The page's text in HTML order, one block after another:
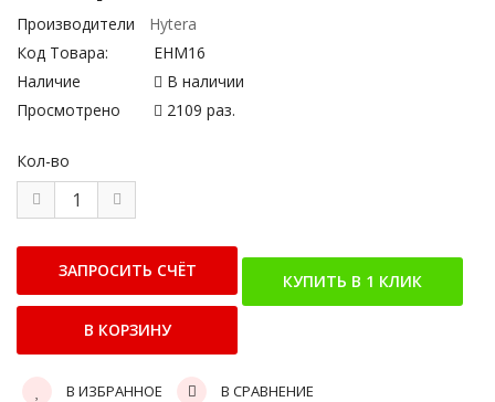
Производители
Hytera
Код Товара:
EHM16
Наличие
В наличии
Просмотрено
2109 раз.
Кол-во
В ИЗБРАННОЕ В СРАВНЕНИЕ